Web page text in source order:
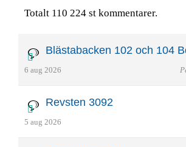
Totalt 110 224 st kommentarer.
Blästabacken 102 och 104
6 aug 2026
Revsten 3092
5 aug 2026